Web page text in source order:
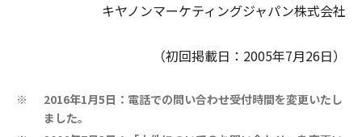
キヤノンマーケティングジャパン株式会社
（初回掲載日：2005年7月26日）
※
2016年1月5日：電話での問い合わせ受付時間を変更いたし
ました。